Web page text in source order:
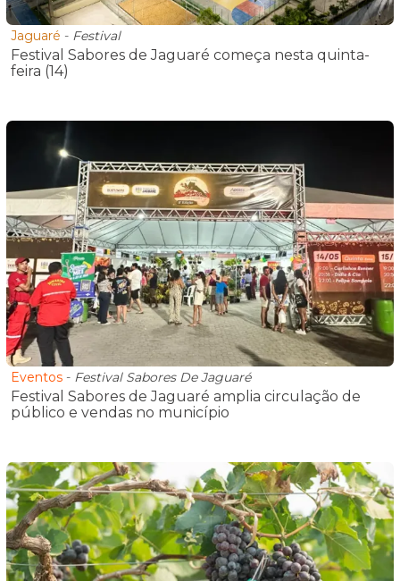
Jaguaré - Festival
Festival Sabores de Jaguaré começa nesta quinta-
feira (14)
Eventos - Festival Sabores De Jaguaré
Festival Sabores de Jaguaré amplia circulação de
público e vendas no município